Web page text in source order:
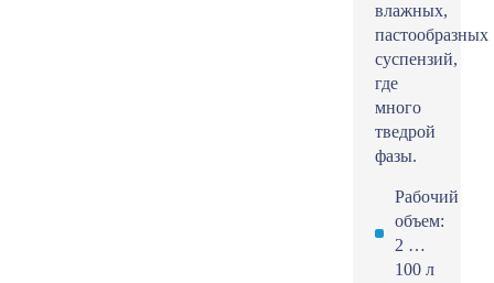
влажных,
пастообразных
суспензий,
где
много
тведрой
фазы.
Рабочий
объем:
2 …
100 л